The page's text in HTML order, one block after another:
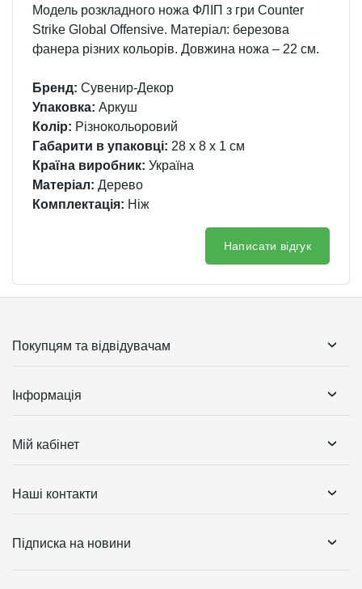
Модель розкладного ножа ФЛІП з гри Counter
Strike Global Offensive. Матеріал: березова
фанера різних кольорів. Довжина ножа – 22 см.
Бренд: Сувенир-Декор
Упаковка: Аркуш
Колір: Різнокольоровий
Габарити в упаковці: 28 x 8 x 1 см
Країна виробник: Україна
Матеріал: Дерево
Комплектація: Ніж
Написати відгук
Покупцям та відвідувачам
Інформація
Мій кабінет
Наші контакти
Підписка на новини